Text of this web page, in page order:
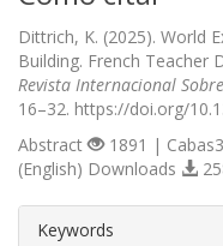
Dittrich, K. (2025). World
Building. French Teacher
Revista Internacional
16–32. https://doi.org/
Abstract
1891 |
(English) Downloads
Keywords